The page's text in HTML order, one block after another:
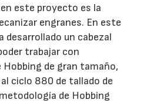
este proyecto es la
engranes. En este
desarrollado un cabezal
trabajar con
de gran tamaño,
ciclo 880 de tallado de
de Hobbing